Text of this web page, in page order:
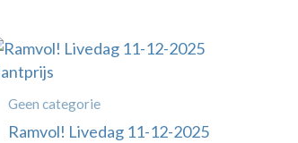
Geen categorie
Ramvol! Livedag 11-12-2025